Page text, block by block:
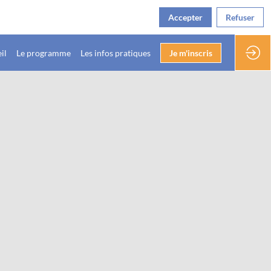
Le programme Les infos pratiques Je m'inscris
Accepter Refuser